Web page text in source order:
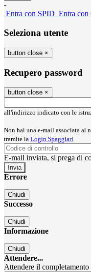
-
Entra con SPID Entra con
Seleziona utente
button close ×
Recupero password
button close ×
all'indirizzo indicato con le
Non hai una e-mail associata al
tramite la Login Spaggiari
E-mail inviata, si prega di
Errore
Chiudi
Successo
Chiudi
Informazione
Chiudi
Attendere...
Attendere il